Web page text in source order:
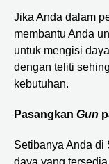
Jika Anda dalam
membantu Anda
untuk mengisi
dengan teliti
kebutuhan.
Pasangkan Gun
Setibanya Anda di
daya yang